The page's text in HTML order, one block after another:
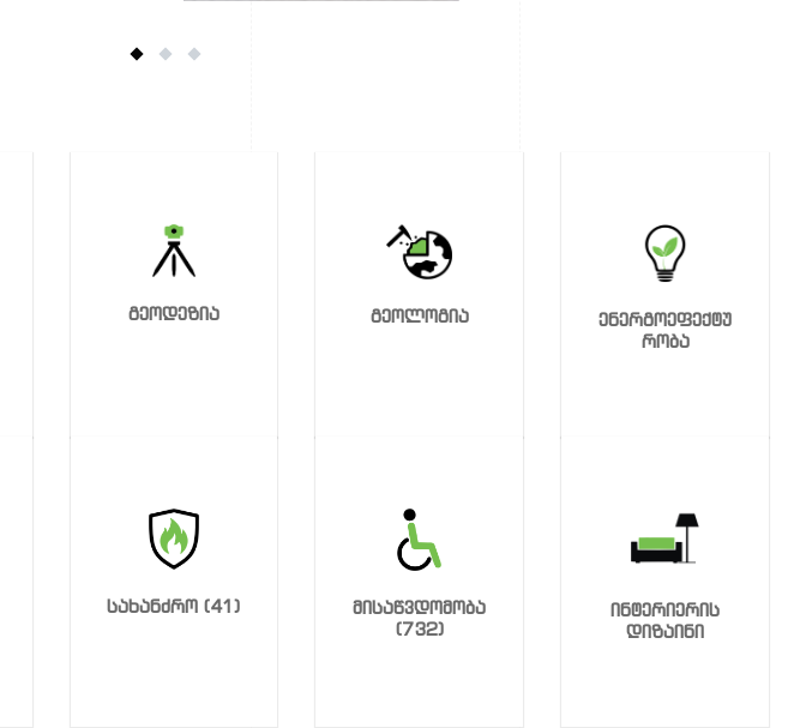
გეოდეზია გეოლოგია
ენერგოეფექტუ
რობა
სახანძრო (41)
მისაწვდომობა
(732)
ინტერიერის
დიზაინი